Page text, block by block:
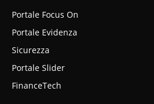
Portale Focus On
Portale Evidenza
Sicurezza
Portale Slider
FinanceTech